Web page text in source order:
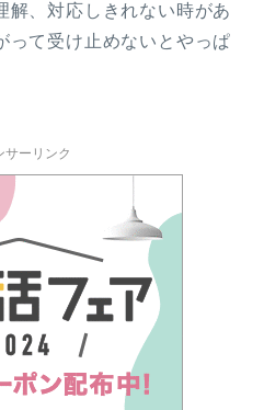
解、対応しきれない時があ
って受け止めないとやっぱ
サーリンク